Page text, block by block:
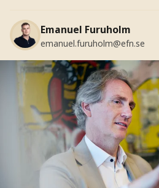
Emanuel Furuholm
emanuel.furuholm@efn.se